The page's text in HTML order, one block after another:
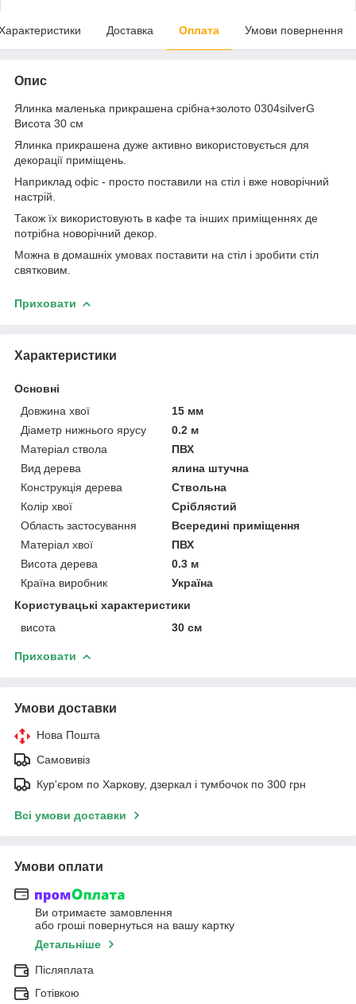
Доставка Оплата Умови повернення
Опис
Ялинка маленька прикрашена срібна+золото 0304silverG
Висота 30 см
Ялинка прикрашена дуже активно використовується для
декорації приміщень.
Наприклад офіс - просто поставили на стіл і вже новорічний
настрій.
Також їх використовують в кафе та інших приміщеннях де
потрібна новорічний декор.
Можна в домашніх умовах поставити на стіл і зробити стіл
святковим.
Приховати
Характеристики
Основні
Довжина хвої
15 мм
Діаметр нижнього ярусу
0.2 м
Матеріал ствола
ПВХ
Вид дерева
ялина штучна
Конструкція дерева
Ствольна
Колір хвої
Сріблястий
Область застосування
Всередині приміщення
Матеріал хвої
ПВХ
Висота дерева
0.3 м
Країна виробник
Україна
Користувацькі характеристики
висота
30 см
Приховати
Умови доставки
Нова Пошта
Самовивіз
Кур'єром по Харкову, дзеркал і тумбочок по 300 грн
Всі умови доставки
Умови оплати
Ви отримаєте замовлення
або гроші повернуться на вашу картку
Детальніше
Післяплата
Готівкою